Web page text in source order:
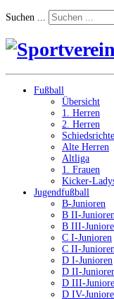
Suchen ...
Fußball
Übersicht
1. Herren
2. Herren
Alte Herren
Altliga
1. Frauen
Kicker-
Jugendfußball
B-Junioren
B II-
B III-
C I-Junioren
C II-
D I-Junioren
D II-
D III-
D IV-